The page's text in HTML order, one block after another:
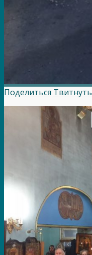
Поделиться Твитнуть